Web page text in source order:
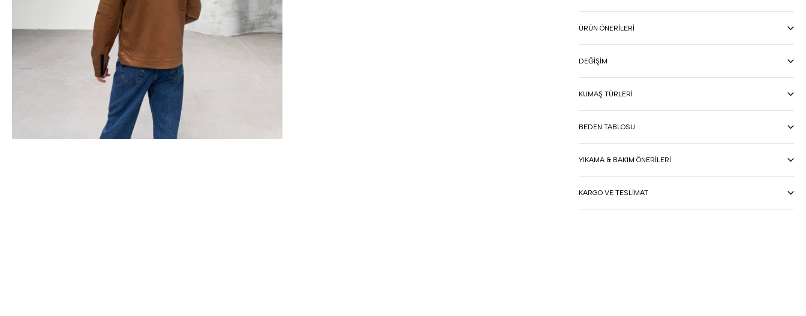
ÜRÜN ÖNERILERI
DEĞIŞIM
KUMAŞ TÜRLERI
BEDEN TABLOSU
YIKAMA & BAKIM ÖNERILERI
KARGO VE TESLIMAT